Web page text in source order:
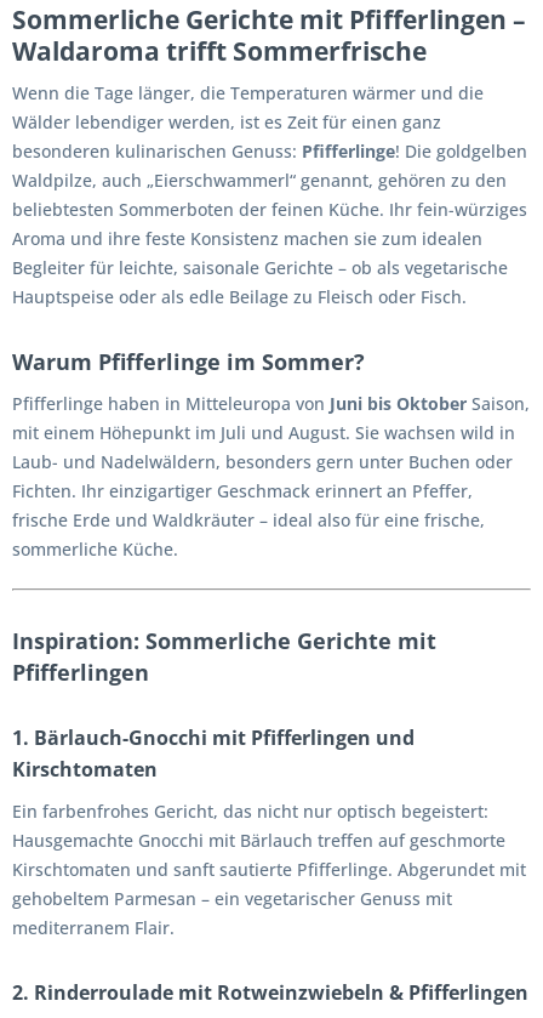
Sommerliche Gerichte mit Pfifferlingen –
Waldaroma trifft Sommerfrische
Wenn die Tage länger, die Temperaturen wärmer und die
Wälder lebendiger werden, ist es Zeit für einen ganz
besonderen kulinarischen Genuss: Pfifferlinge! Die goldgelben
Waldpilze, auch „Eierschwammerl“ genannt, gehören zu den
beliebtesten Sommerboten der feinen Küche. Ihr fein-würziges
Aroma und ihre feste Konsistenz machen sie zum idealen
Begleiter für leichte, saisonale Gerichte – ob als vegetarische
Hauptspeise oder als edle Beilage zu Fleisch oder Fisch.
Warum Pfifferlinge im Sommer?
Pfifferlinge haben in Mitteleuropa von Juni bis Oktober Saison,
mit einem Höhepunkt im Juli und August. Sie wachsen wild in
Laub- und Nadelwäldern, besonders gern unter Buchen oder
Fichten. Ihr einzigartiger Geschmack erinnert an Pfeffer,
frische Erde und Waldkräuter – ideal also für eine frische,
sommerliche Küche.
Inspiration: Sommerliche Gerichte mit
Pfifferlingen
1. Bärlauch-Gnocchi mit Pfifferlingen und
Kirschtomaten
Ein farbenfrohes Gericht, das nicht nur optisch begeistert:
Hausgemachte Gnocchi mit Bärlauch treffen auf geschmorte
Kirschtomaten und sanft sautierte Pfifferlinge. Abgerundet mit
gehobeltem Parmesan – ein vegetarischer Genuss mit
mediterranem Flair.
2. Rinderroulade mit Rotweinzwiebeln & Pfifferlingen